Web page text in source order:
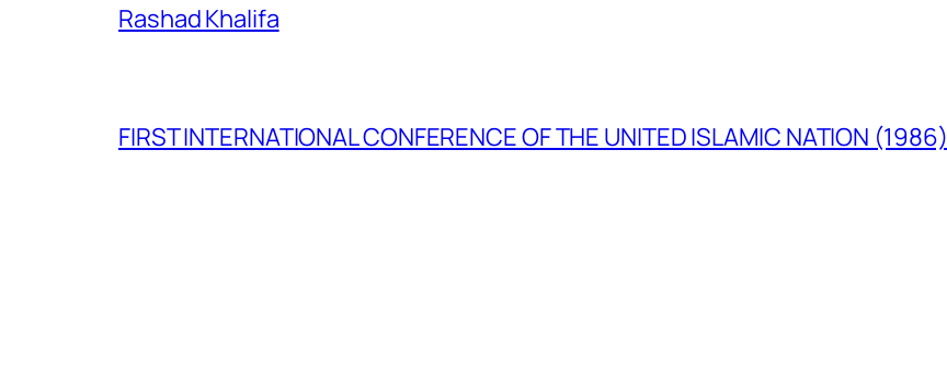
Rashad Khalifa
FIRST INTERNATIONAL CONFERENCE OF THE UNITED ISLAMIC NATION (1986)